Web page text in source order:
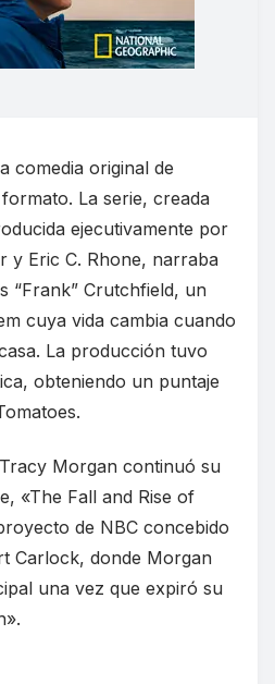
comedia original de
La serie, creada
ejecutivamente por
y Eric C. Rhone, narraba
“Frank” Crutchfield, un
cuya vida cambia cuando
La producción tuvo
obteniendo un puntaje
Morgan continuó su
«The Fall and Rise of
de NBC concebido
Carlock, donde Morgan
una vez que expiró su